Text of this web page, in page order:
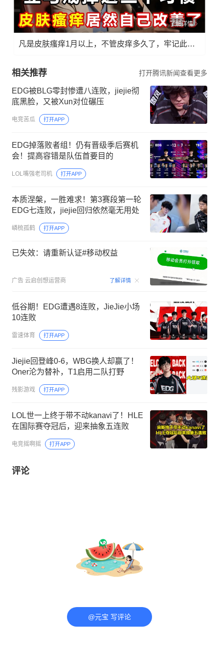
了解详情
凡是皮肤瘙痒1月以上，不管皮痒多久了，牢记此法，快！准！狠！
相关推荐 打开腾讯新闻查看更多
EDG被BLG零封惨遭八连败，jiejie彻
底黑脸，又被Xun对位碾压
电竞苦瓜 打开APP
EDG掉落败者组！仍有晋级季后赛机
会！提高容错是队伍首要目的
LOL嘴强老司机 打开APP
本质涅槃，一胜难求！第3赛段第一轮
EDG七连败，jiejie回归依然毫无用处
嶙梳孤鹤 打开APP
已失效：请重新认证#移动权益
广告 云启创想运营商 了解详情 00:15
低谷期！EDG遭遇8连败，JieJie小场
10连败
雷速体育 打开APP
Jiejie回登峰0-6，WBG换人却赢了！
Oner沦为替补，T1启用二队打野
残影游戏 打开APP
LOL世一上终于带不动kanavi了！HLE
在国际赛夺冠后，迎来抽象五连败
电竞摇啊摇 打开APP
评论
@元宝 写评论